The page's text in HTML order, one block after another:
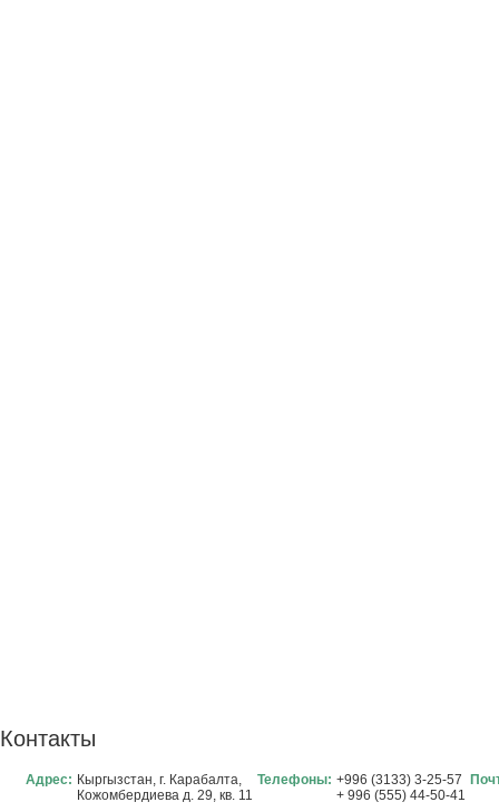
Контакты
Адрес: Кыргызстан, г. Карабалта,
Кожомбердиева д. 29, кв. 11
Телефоны: +996 (3133) 3-25-57
+ 996 (555) 44-50-41